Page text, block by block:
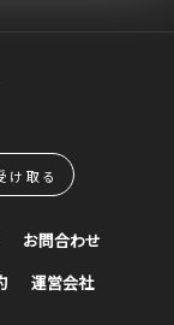
け取る
お問合わせ
運営会社